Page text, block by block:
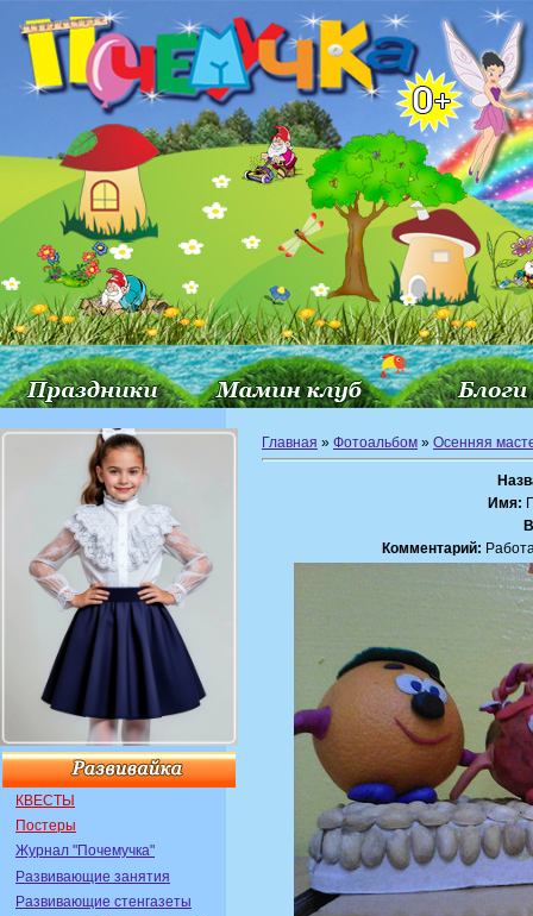
КВЕСТЫ
Постеры
Журнал "Почемучка"
Развивающие занятия
Развивающие стенгазеты
Главная » Фотоальбом » Осенняя
Имя:
Комментарий: